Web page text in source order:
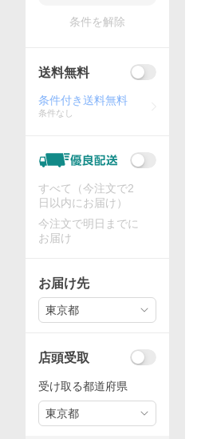
条件を解除
送料無料
条件付き送料無料
条件なし
すべて（今注文で2
日以内にお届け）
今注文で明日までに
お届け
お届け先
東京都
店頭受取
受け取る都道府県
東京都